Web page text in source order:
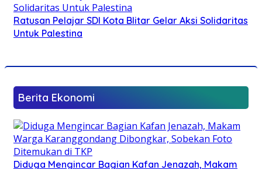
Ratusan Pelajar SDI Kota Blitar Gelar Aksi Solidaritas
Untuk Palestina
Berita Ekonomi
Diduga Mengincar Bagian Kafan Jenazah, Makam